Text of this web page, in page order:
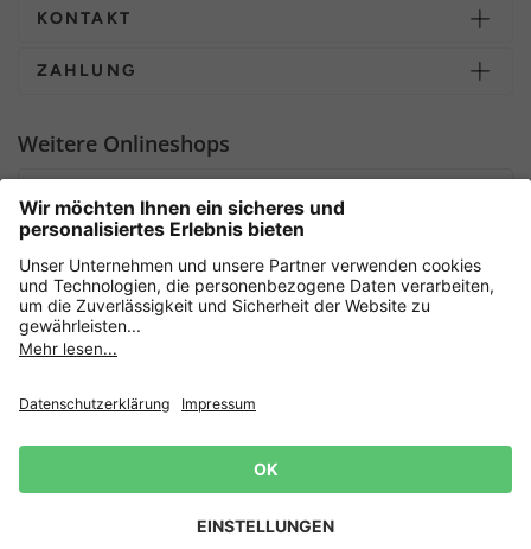
KONTAKT
ZAHLUNG
Weitere Onlineshops
Sicher einkaufen mit
Widerrufsrecht
Impressum
Newsletter
Jetzt
Zur Anmeldung